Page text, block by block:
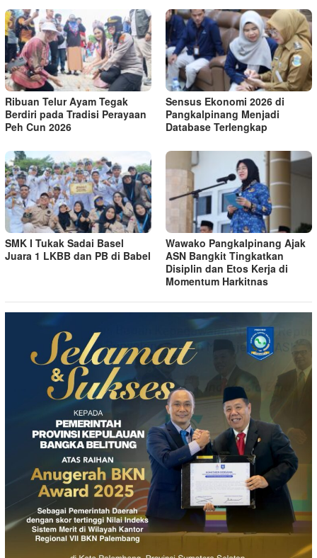
Ribuan Telur Ayam Tegak
Berdiri pada Tradisi Perayaan
Peh Cun 2026
Sensus Ekonomi 2026 di
Pangkalpinang Menjadi
Database Terlengkap
SMK I Tukak Sadai Basel
Juara 1 LKBB dan PB di Babel
Wawako Pangkalpinang Ajak
ASN Bangkit Tingkatkan
Disiplin dan Etos Kerja di
Momentum Harkitnas